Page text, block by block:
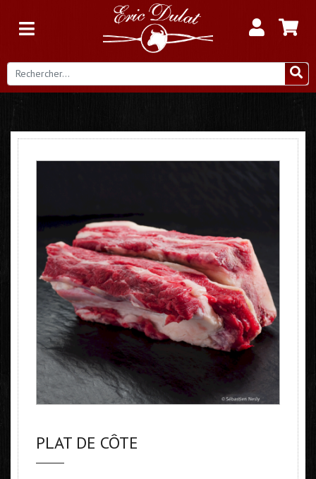
PLAT DE CÔTE